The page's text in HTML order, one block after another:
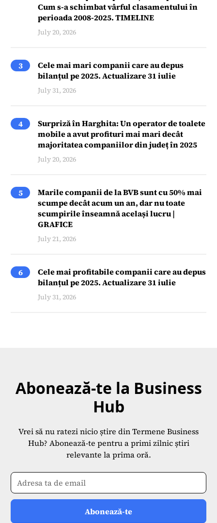
Cum s-a schimbat vârful clasamentului în
perioada 2008-2025. TIMELINE
July 20, 2026
3
Cele mai mari companii care au depus
bilanțul pe 2025. Actualizare 31 iulie
July 31, 2026
4
Surpriză în Harghita: Un operator de toalete
mobile a avut profituri mai mari decât
majoritatea companiilor din județ în 2025
July 20, 2026
5
Marile companii de la BVB sunt cu 50% mai
scumpe decât acum un an, dar nu toate
scumpirile înseamnă același lucru |
GRAFICE
July 21, 2026
6
Cele mai profitabile companii care au depus
bilanțul pe 2025. Actualizare 31 iulie
July 31, 2026
Abonează-te la Business
Hub
Vrei să nu ratezi nicio știre din Termene Business
Hub? Abonează-te pentru a primi zilnic știri
relevante la prima oră.